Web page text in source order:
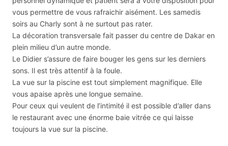
vous permettre de vous rafraichir aisément. Les samedis
soirs au Charly sont à ne surtout pas rater.
La décoration transversale fait passer du centre de Dakar en
plein milieu d’un autre monde.
Le Didier s’assure de faire bouger les gens sur les derniers
sons. Il est très attentif à la foule.
La vue sur la piscine est tout simplement magnifique. Elle
vous apaise après une longue semaine.
Pour ceux qui veulent de l’intimité il est possible d’aller dans
le restaurant avec une énorme baie vitrée ce qui laisse
toujours la vue sur la piscine.